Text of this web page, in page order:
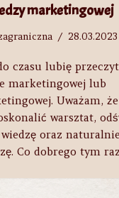
marketingowej
28.03.2023
czasu lubię
marketingowej lub
Uważam,
warsztat,
oraz
Co dobrego tym